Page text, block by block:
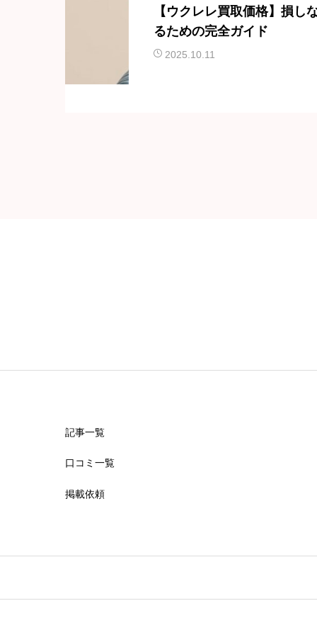
【ウクレレ買取価格】損し
るための完全ガイド
2025.10.11
記事一覧
口コミ一覧
掲載依頼